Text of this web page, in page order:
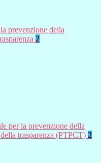
prevenzione della
2
per la prevenzione della
trasparenza (PTPCT) 2